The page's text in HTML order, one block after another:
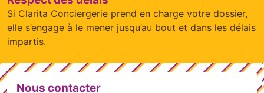
Si Clarita Conciergerie prend en charge votre dossier,
elle s’engage à le mener jusqu’au bout et dans les délais
impartis.
Nous contacter